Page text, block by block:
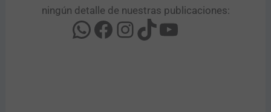
ningún detalle de nuestras publicaciones: